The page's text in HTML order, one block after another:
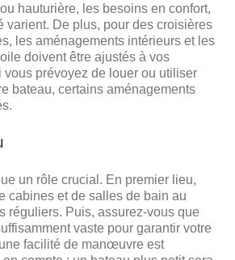
hauturière, les besoins en confort,
varient. De plus, pour des croisières
les aménagements intérieurs et les
doivent être ajustés à vos
vous prévoyez de louer ou utiliser
bateau, certains aménagements
un rôle crucial. En premier lieu,
cabines et de salles de bain au
réguliers. Puis, assurez-vous que
vaste pour garantir votre
facilité de manœuvre est